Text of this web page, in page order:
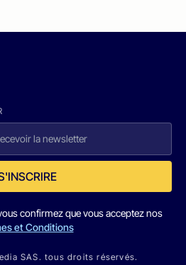
confirmez que vous acceptez nos
et Conditions
SAS. tous droits réservés.